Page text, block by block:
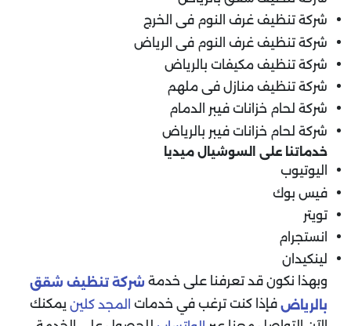
شركة تنظيف غرف النوم فى الخرج
شركة تنظيف غرف النوم فى الرياض
شركة تنظيف مكيفات بالرياض
شركة تنظيف منازل فى ملهم
شركة لحام خزانات فيبر الدمام
شركة لحام خزانات فيبر بالرياض
خدماتنا على السوشيال ميديا
اليوتيوب
فيس بوك
تويتر
انستجرام
لينكيدان
وبهذا نكون قد تعرفنا على خدمة شركة تنظيف شقق
بالرياض فإذا كنت ترغب في خدمات المجد كلين يمكنك